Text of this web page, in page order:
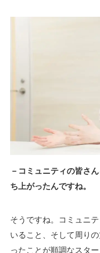
－コミュニティの皆さ
ち上がったんですね。
そうですね。コミュニ
いること、そして周り
ったことが順調なスタ